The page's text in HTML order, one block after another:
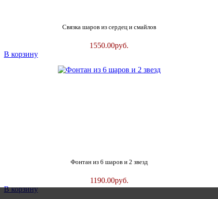
Связка шаров из сердец и смайлов
1550.00руб.
В корзину
Фонтан из 6 шаров и 2 звезд
1190.00руб.
В корзину